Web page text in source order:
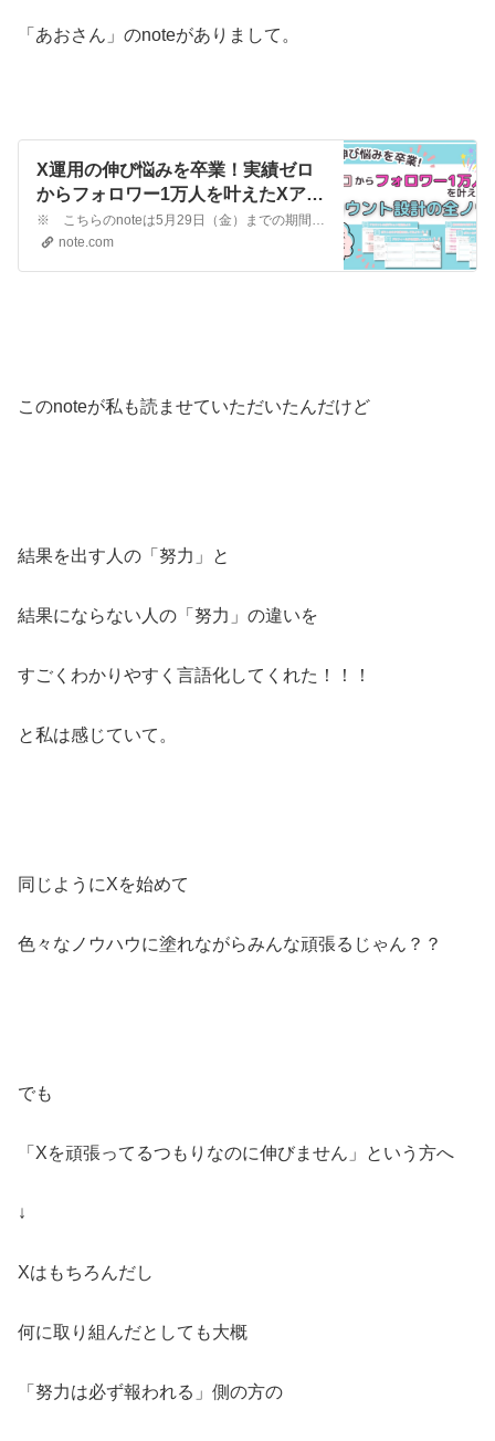
「あおさん」のnoteがありまして。
X運用の伸び悩みを卒業！実績ゼロ
からフォロワー1万人を叶えたXアカ
ウント設計の全ノウハウ【書き込み
式ワーク付】｜あお
※ こちらのnoteは5月29日（金）までの期間限定公開です こんにちは。あお（@aosiraisi）と申します。 ブログで稼いで11年、Xの運用歴は8年になります。 さっそくですが、こんなお悩みはありませんか？ ・毎日ポストしているのにフォロワーが増えない ・コメント回りをがんばり過ぎて疲弊している ・何をポストすればいいか分からず、常にネタ切れ …
note.com
このnoteが私も読ませていただいたんだけど
結果を出す人の「努力」と
結果にならない人の「努力」の違いを
すごくわかりやすく言語化してくれた！！！
と私は感じていて。
同じようにXを始めて
色々なノウハウに塗れながらみんな頑張るじゃん？？
でも
「Xを頑張ってるつもりなのに伸びません」という方へ
↓
Xはもちろんだし
何に取り組んだとしても大概
「努力は必ず報われる」側の方の